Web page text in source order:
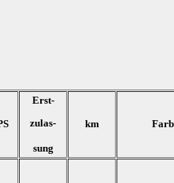
Erst-
zulas-
sung
km